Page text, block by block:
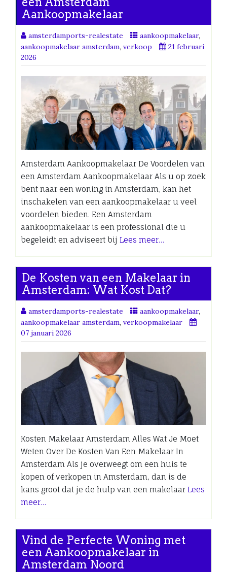
Aankoopmakelaar
amsterdamports-realestate aankoopmakelaar,
aankoopmakelaar amsterdam, verkoop
21 februari
2026
Amsterdam Aankoopmakelaar De Voordelen van
een Amsterdam Aankoopmakelaar Als u op zoek
bent naar een woning in Amsterdam, kan het
inschakelen van een aankoopmakelaar u veel
voordelen bieden. Een Amsterdam
aankoopmakelaar is een professional die u
begeleidt en adviseert bij Lees meer…
De Kosten van een Makelaar in
Amsterdam: Wat Kost Dat?
amsterdamports-realestate aankoopmakelaar,
aankoopmakelaar amsterdam, verkoopmakelaar
07 januari 2026
Kosten Makelaar Amsterdam Alles Wat Je Moet
Weten Over De Kosten Van Een Makelaar In
Amsterdam Als je overweegt om een huis te
kopen of verkopen in Amsterdam, dan is de
kans groot dat je de hulp van een makelaar Lees
meer…
Vind de Perfecte Woning met
een Aankoopmakelaar in
Amsterdam Noord